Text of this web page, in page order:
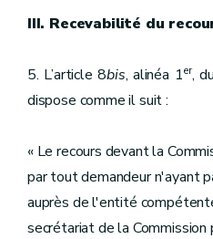
III. Recevabilité du
5. L’article 8bis, alinéa 1er,
dispose comme il suit :
« Le recours devant la
par tout demandeur n'ayant
auprès de l'entité
secrétariat de la